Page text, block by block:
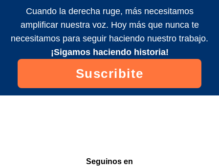
Cuando la derecha ruge, más necesitamos
amplificar nuestra voz. Hoy más que nunca te
necesitamos para seguir haciendo nuestro trabajo.
¡Sigamos haciendo historia!
Suscribite
Seguinos en